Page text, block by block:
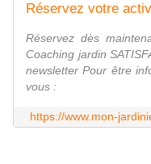
Réservez votre
Réservez dès
Coaching jardin
newsletter Pour être
vous :
https://www.mon-